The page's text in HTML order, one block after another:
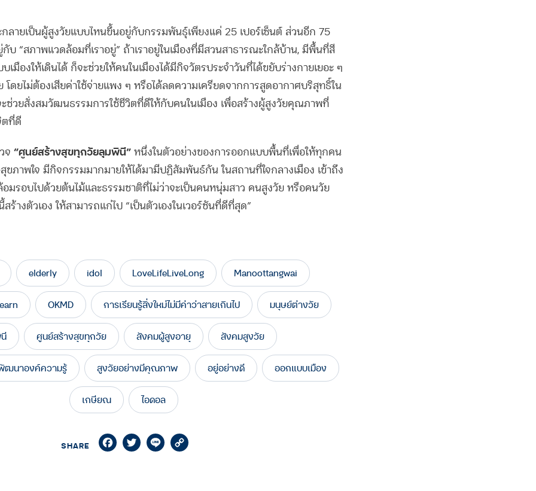
กลายเป็นผู้สูงวัยแบบไหนขึ้นอยู่กับกรรมพันธุ์เพียงแค่ 25 เปอร์เซ็นต์ ส่วนอีก 75
กับ “สภาพแวดล้อมที่เราอยู่” ถ้าเราอยู่ในเมืองที่มีสวนสาธารณะใกล้บ้าน, มีพื้นที่สี
เมืองให้เดินได้ ก็จะช่วยให้คนในเมืองได้มีกิจวัตรประจำวันที่ได้ขยับร่างกายเยอะ ๆ
โดยไม่ต้องเสียค่าใช้จ่ายแพง ๆ หรือได้ลดความเครียดจากการสูดอากาศบริสุทธิ์ใน
ะช่วยสั่งสมวัฒนธรรมการใช้ชีวิตที่ดีให้กับคนในเมือง เพื่อสร้างผู้สูงวัยคุณภาพที่
ตที่ดี
จ “ศูนย์สร้างสุขทุกวัยลุมพินี” หนึ่งในตัวอย่างของการออกแบบพื้นที่เพื่อให้ทุกคน
ขภาพใจ มีกิจกรรมมากมายให้ได้มามีปฏิสัมพันธ์กัน ในสถานที่ใจกลางเมือง เข้าถึง
อมรอบไปด้วยต้นไม้และธรรมชาติที่ไม่ว่าจะเป็นคนหนุ่มสาว คนสูงวัย หรือคนวัย
ร้างตัวเอง ให้สามารถแก่ไป “เป็นตัวเองในเวอร์ชันที่ดีที่สุด”
elderly idol LoveLifeLiveLong Manoottangwai
OKMD การเรียนรู้สิ่งใหม่ไม่มีค่าว่าสายเกินไป มนุษย์ต่างวัย
ศูนย์สร้างสุขทุกวัย สังคมผู้สูงอายุ สังคมสูงวัย
ฒนาองค์ความรู้ สูงวัยอย่างมีคุณภาพ อยู่อย่างดี ออกแบบเมือง
เกษียณ ไอดอล
SHARE FacebookTwitterLine